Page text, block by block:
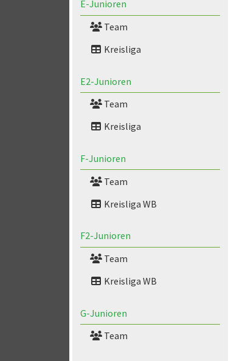
E-Junioren
Team
Kreisliga
E2-Junioren
Team
Kreisliga
F-Junioren
Team
Kreisliga WB
F2-Junioren
Team
Kreisliga WB
G-Junioren
Team